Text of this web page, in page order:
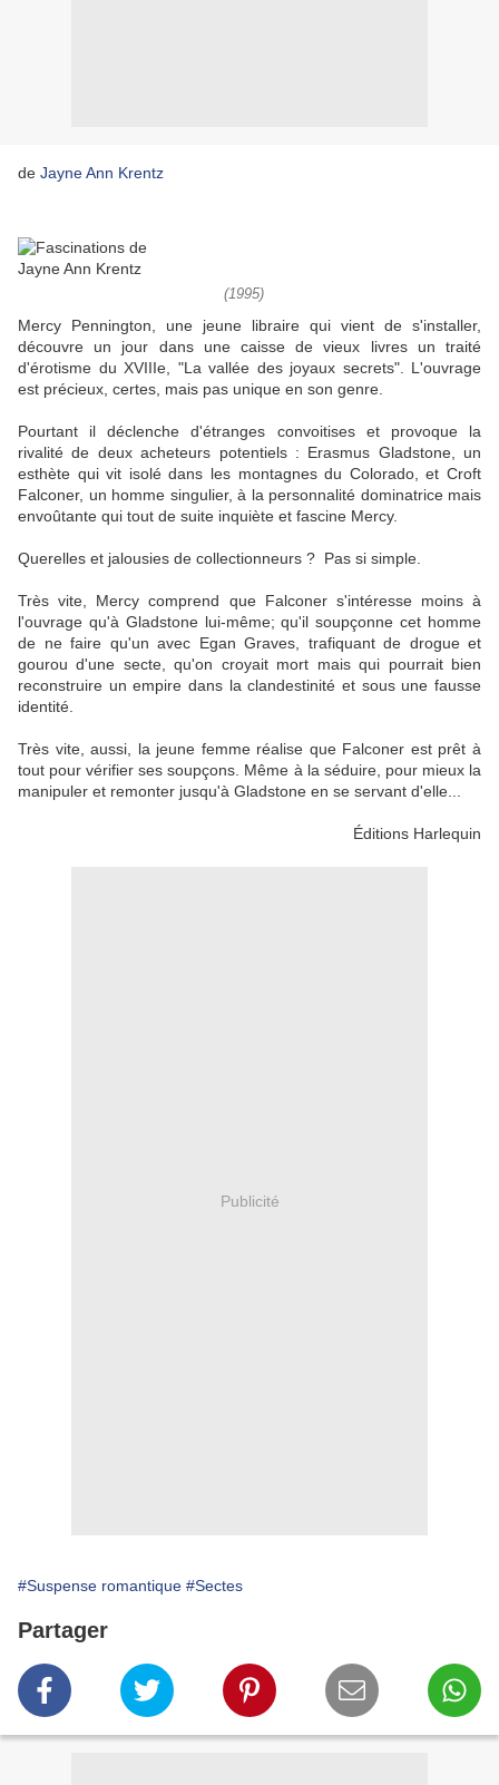
de Jayne Ann Krentz
(1995)
Mercy Pennington, une jeune libraire qui vient de s'installer,
découvre un jour dans une caisse de vieux livres un traité
d'érotisme du XVIIIe, "La vallée des joyaux secrets". L'ouvrage
est précieux, certes, mais pas unique en son genre.
Pourtant il déclenche d'étranges convoitises et provoque la
rivalité de deux acheteurs potentiels : Erasmus Gladstone, un
esthète qui vit isolé dans les montagnes du Colorado, et Croft
Falconer, un homme singulier, à la personnalité dominatrice mais
envoûtante qui tout de suite inquiète et fascine Mercy.
Querelles et jalousies de collectionneurs ? Pas si simple.
Très vite, Mercy comprend que Falconer s'intéresse moins à
l'ouvrage qu'à Gladstone lui-même; qu'il soupçonne cet homme
de ne faire qu'un avec Egan Graves, trafiquant de drogue et
gourou d'une secte, qu'on croyait mort mais qui pourrait bien
reconstruire un empire dans la clandestinité et sous une fausse
identité.
Très vite, aussi, la jeune femme réalise que Falconer est prêt à
tout pour vérifier ses soupçons. Même à la séduire, pour mieux la
manipuler et remonter jusqu'à Gladstone en se servant d'elle...
Éditions Harlequin
Publicité
#Suspense romantique #Sectes
Partager